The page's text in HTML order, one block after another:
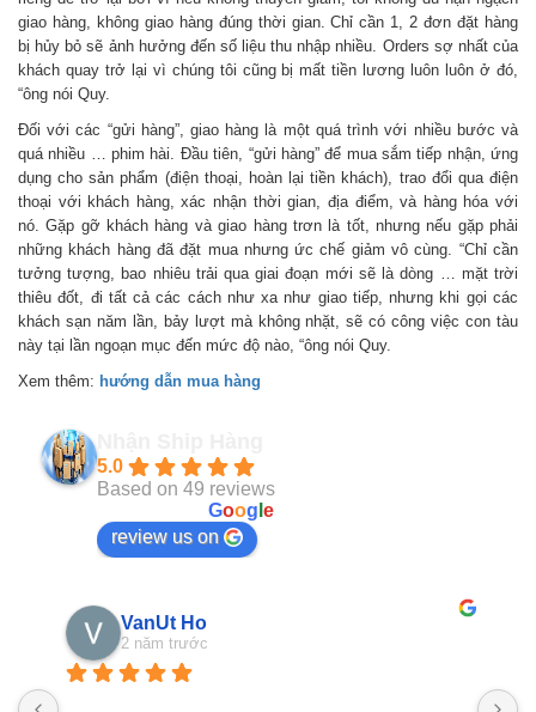
giao hàng, không giao hàng đúng thời gian. Chỉ cần 1, 2 đơn đặt hàng
bị hủy bỏ sẽ ảnh hưởng đến số liệu thu nhập nhiều. Orders sợ nhất của
khách quay trở lại vì chúng tôi cũng bị mất tiền lương luôn luôn ở đó,
“ông nói Quy.
Đối với các “gửi hàng”, giao hàng là một quá trình với nhiều bước và
quá nhiều … phim hài. Đầu tiên, “gửi hàng” để mua sắm tiếp nhận, ứng
dụng cho sản phẩm (điện thoại, hoàn lại tiền khách), trao đổi qua điện
thoại với khách hàng, xác nhận thời gian, địa điểm, và hàng hóa với
nó. Gặp gỡ khách hàng và giao hàng trơn là tốt, nhưng nếu gặp phải
những khách hàng đã đặt mua nhưng ức chế giảm vô cùng. “Chỉ cần
tưởng tượng, bao nhiêu trải qua giai đoạn mới sẽ là dòng … mặt trời
thiêu đốt, đi tất cả các cách như xa như giao tiếp, nhưng khi gọi các
khách sạn năm lần, bảy lượt mà không nhặt, sẽ có công việc con tàu
này tại lần ngoạn mục đến mức độ nào, “ông nói Quy.
Xem thêm: hướng dẫn mua hàng
5.0
Based on 49 reviews
Goog e
review us on
VanUt Ho
2 năm trước